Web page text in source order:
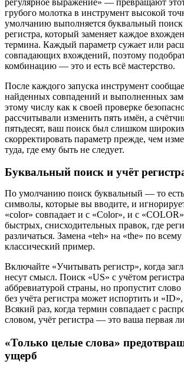
грубого молотка в инструмент высокой
умолчанию выполняется буквальный поиск
регистра, который заменяет каждое
термина. Каждый параметр сужает или
совпадающих вхождений, поэтому
комбинацию — это и есть всё мастерство.
После каждого запуска инструмент
найденных совпадений и выполненных
этому числу как к своей проверке
рассчитывали изменить пять имён, а
пятьдесят, ваш поиск был слишком
скорректировать параметр прежде, чем
туда, где ему быть не следует.
Буквальный поиск и учёт
По умолчанию поиск буквальный — то
символы, которые вы вводите, и
«color» совпадает и с «Color», и с
быстрых, снисходительных правок, где
различаться. Замена «teh» на «the» по
классический пример.
Включайте «Учитывать регистр», когда
несут смысл. Поиск «US» с учётом
аббревиатурой страны, но пропустит слово
без учёта регистра может испортить и
Всякий раз, когда термин совпадает с
словом, учёт регистра — это ваша первая
«Только целые слова»
ущерб